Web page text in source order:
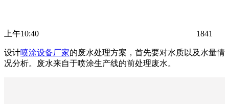
上午10:40 1841
设计喷涂设备厂家的废水处理方案，首先要对水质以及水量情
况分析。废水来自于喷涂生产线的前处理废水。